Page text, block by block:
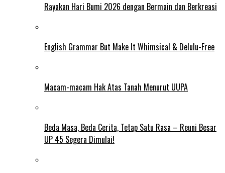
Rayakan Hari Bumi 2026 dengan Bermain dan Berkreasi
English Grammar But Make It Whimsical & Delulu-Free
Macam-macam Hak Atas Tanah Menurut UUPA
Beda Masa, Beda Cerita, Tetap Satu Rasa – Reuni Besar
UP 45 Segera Dimulai!